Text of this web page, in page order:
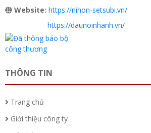
Website: https://nihon-setsubi.vn/
https://daunoinhanh.vn/
THÔNG TIN
Trang chủ
Giới thiệu công ty